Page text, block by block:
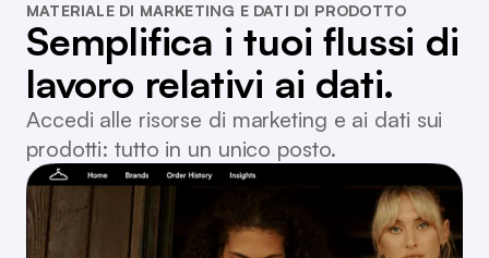
MATERIALE DI MARKETING E DATI DI PRODOTTO
Semplifica i tuoi flussi di
lavoro relativi ai dati.
Accedi alle risorse di marketing e ai dati sui
prodotti: tutto in un unico posto.